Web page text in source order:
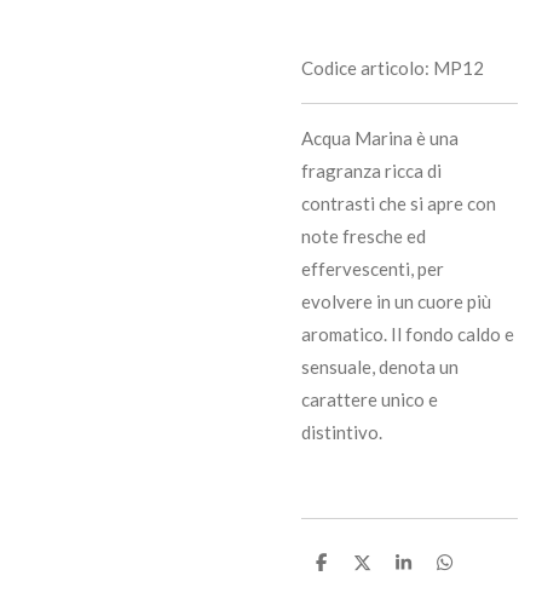
Codice articolo: MP12
Acqua Marina è una
fragranza ricca di
contrasti che si apre con
note fresche ed
effervescenti, per
evolvere in un cuore più
aromatico. Il fondo caldo e
sensuale, denota un
carattere unico e
distintivo.
C
C
C
C